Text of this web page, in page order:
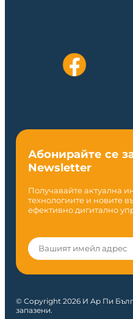
Абонирайте се
Newsletter
Получавайте актуална
технологиите и новите
ефективно дигитално
© Copyright 2026 И Ар Пи
запазени.